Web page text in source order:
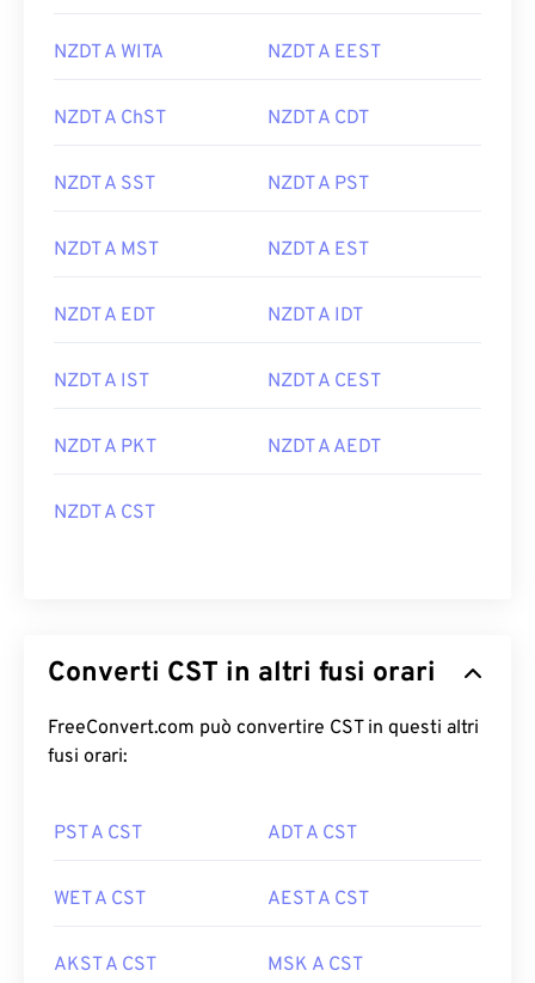
NZDT A WITA NZDT A EEST
NZDT A ChST NZDT A CDT
NZDT A SST NZDT A PST
NZDT A MST NZDT A EST
NZDT A EDT NZDT A IDT
NZDT A IST NZDT A CEST
NZDT A PKT NZDT A AEDT
NZDT A CST
Converti CST in altri fusi orari
FreeConvert.com può convertire CST in questi altri
fusi orari:
PST A CST ADT A CST
WET A CST AEST A CST
AKST A CST MSK A CST